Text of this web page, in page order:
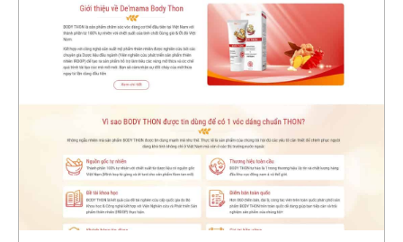
4575
CHI TIẾT
XEM THỰC TẾ